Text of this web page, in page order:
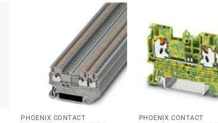
PHOENIX CONTACT PHOENIX CONTACT